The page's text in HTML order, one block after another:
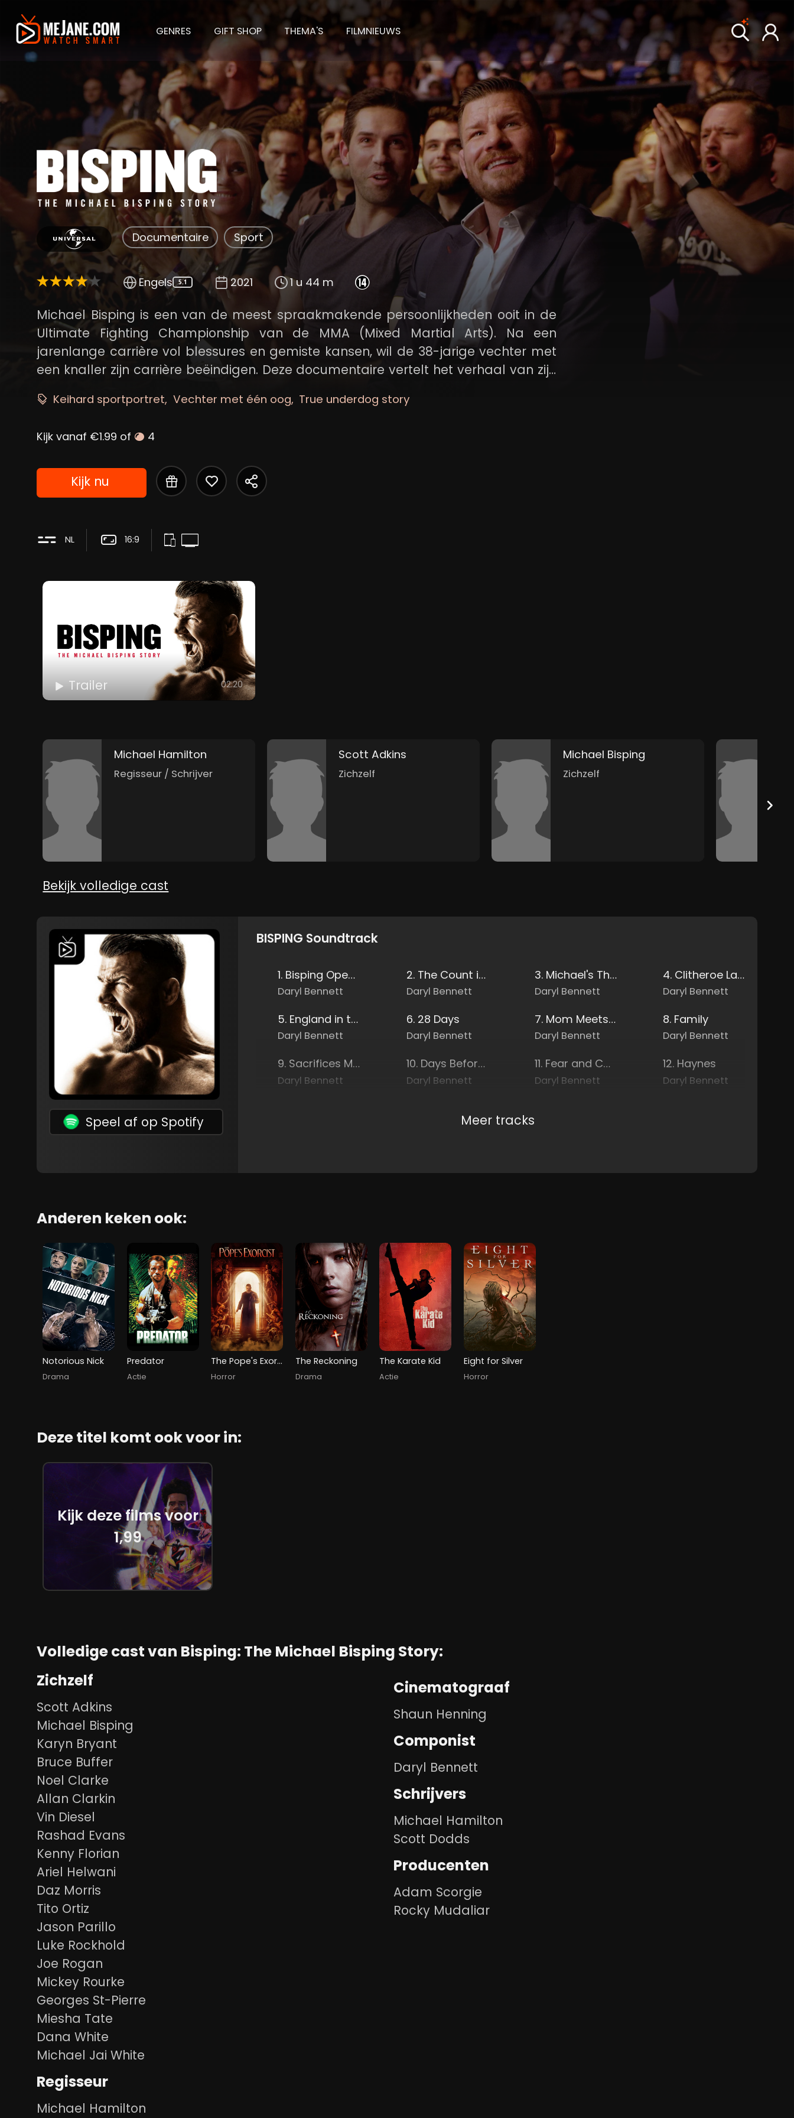
GENRES GIFT SHOP THEMA'S FILMNIEUWS
Bisping: The Michael Bisping Story
Documentaire Sport
Engels 5.1 2021 1 u 44 m
Michael Bisping is een van de meest spraakmakende persoonlijkheden ooit in de
Ultimate Fighting Championship van de MMA (Mixed Martial Arts). Na een
jarenlange carrière vol blessures en gemiste kansen, wil de 38-jarige vechter met
een knaller zijn carrière beëindigen. Deze documentaire vertelt het verhaal van zijn
Keihard sportportret Vechter met één oog True underdog story
Kijk vanaf €1.99 of 4
Kijk nu
NL 16:9
Trailer 02:20
Michael Hamilton
Regisseur / Schrijver
Scott Adkins
Zichzelf
Michael Bisping
Zichzelf
Bekijk volledige cast
BISPING Soundtrack
Speel af op Spotify
1. Bisping Opening Titles
Daryl Bennett
2. The Count is Coming
Daryl Bennett
3. Michael's Theme
Daryl Bennett
4. Clitheroe Lancashire
Daryl Bennett
5. England in the 90's
Daryl Bennett
6. 28 Days
Daryl Bennett
7. Mom Meets Rebecca
Daryl Bennett
8. Family
Daryl Bennett
9. Sacrifices Made
Daryl Bennett
10. Days Before the Fight
Daryl Bennett
11. Fear and Confusion
Daryl Bennett
12. Haynes
Daryl Bennett
Meer tracks
Anderen keken ook:
Notorious Nick
Drama
Predator
Actie
The Pope's Exorcist
Horror
The Reckoning
Drama
The Karate Kid
Actie
Eight for Silver
Horror
Deze titel komt ook voor in:
Kijk deze films voor
1,99
Volledige cast van Bisping: The Michael Bisping Story:
Zichzelf
Scott Adkins
Michael Bisping
Karyn Bryant
Bruce Buffer
Noel Clarke
Allan Clarkin
Vin Diesel
Rashad Evans
Kenny Florian
Ariel Helwani
Daz Morris
Tito Ortiz
Jason Parillo
Luke Rockhold
Joe Rogan
Mickey Rourke
Georges St-Pierre
Miesha Tate
Dana White
Michael Jai White
Regisseur
Michael Hamilton
Cinematograaf
Shaun Henning
Componist
Daryl Bennett
Schrijvers
Michael Hamilton
Scott Dodds
Producenten
Adam Scorgie
Rocky Mudaliar